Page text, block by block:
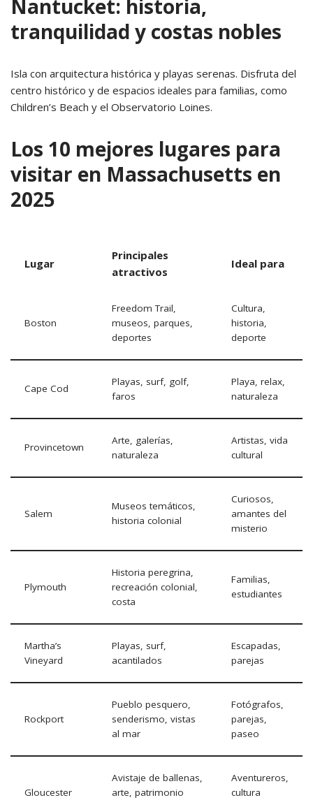
Nantucket: historia,
tranquilidad y costas nobles
Isla con arquitectura histórica y playas serenas. Disfruta del
centro histórico y de espacios ideales para familias, como
Children’s Beach y el Observatorio Loines.
Los 10 mejores lugares para
visitar en Massachusetts en
2025
Lugar
Principales
atractivos
Ideal para
Boston
Freedom Trail,
museos, parques,
deportes
Cultura,
historia,
deporte
Cape Cod
Playas, surf, golf,
faros
Playa, relax,
naturaleza
Provincetown
Arte, galerías,
naturaleza
Artistas, vida
cultural
Salem
Museos temáticos,
historia colonial
Curiosos,
amantes del
misterio
Plymouth
Historia peregrina,
recreación colonial,
costa
Familias,
estudiantes
Martha’s
Vineyard
Playas, surf,
acantilados
Escapadas,
parejas
Rockport
Pueblo pesquero,
senderismo, vistas
al mar
Fotógrafos,
parejas,
paseo
Gloucester
Avistaje de ballenas,
arte, patrimonio
Aventureros,
cultura